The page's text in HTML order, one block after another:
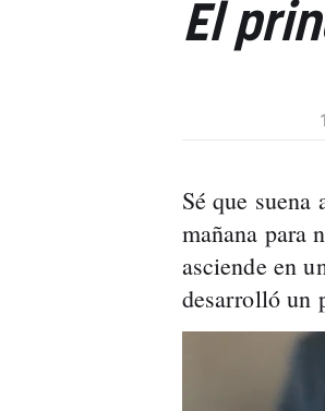
El
Sé que suena
mañana para
asciende en
desarrolló un